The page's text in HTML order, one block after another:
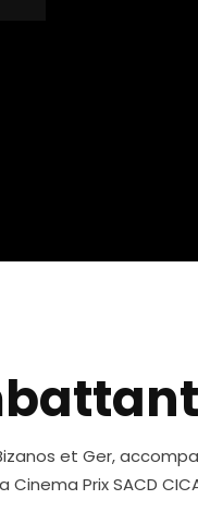
et Ger,
Cinema Prix SACD